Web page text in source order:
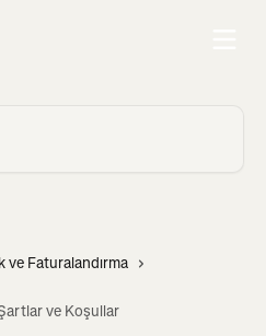
ve Faturalandırma
ve Koşullar